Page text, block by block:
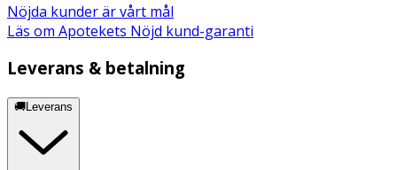
Nöjda kunder är vårt mål
Läs om Apotekets Nöjd kund-garanti
Leverans & betalning
🚚Leverans